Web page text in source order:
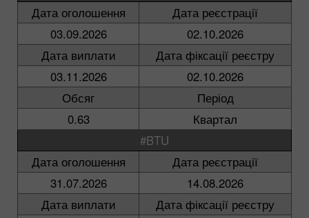
Дата оголошення
Дата реєстрації
03.09.2026
02.10.2026
Дата виплати
Дата фіксації реєстру
03.11.2026
02.10.2026
Обсяг
Період
0.63
Квартал
#BTU
Дата оголошення
Дата реєстрації
31.07.2026
14.08.2026
Дата виплати
Дата фіксації реєстру